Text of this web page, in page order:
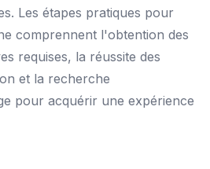
Les étapes pratiques pour
comprennent l'obtention des
requises, la réussite des
et la recherche
pour acquérir une expérience